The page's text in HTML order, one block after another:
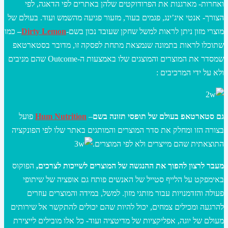
ואחרות- מארגנות את הפרודוקטים שלהן באתרים לפי הדאגה, לפי
הצורך- אנטי איג’ינג, פגמים בעור, מזעור פגיעה מהשמש ועוד. בעולם של
מוצרי מזון ניתן לראות למשל שחקן שעובד נכון בשם-Dirty Lemon
– כמו
שתוכלו לראות בתמונה שנמצאת מתחת לפסקה זו, מדובר בסטארטאפ
שמסדר את המוצרים והמוצגים שלו באמצעות ה-Outcome שהם מניבים
ולא על ידי המרכיבים :
גם סטארטאפ בעולם של תופסי תזונה בשם–
Hum Nutrition פועל
בצורה הזו ומחלק את סדר המוצרים והמותגים באתר שלו לפי הפונקציה
התוצאתית שהם מייצרים ולא לפי המוצרים.
מעבר לרצון להפוך את ההנגשה של המוצרים לשייכות לצרכים, הפוקוס
באימפקט על הלייף סטייל של האנשים פותח גם אופציה של שיתופי
פעולה והזדמנויות עבור מותגי מזון. למשל, במידה והמוצרים עוזרים
להרגעה ומכילים צמחים, יכול להיות שהם יכולים להתקשר אל שירותים
מעולם של יוגה, אפליקציות של מדיטציה ועוד- כל אלו מובילים לייצירת